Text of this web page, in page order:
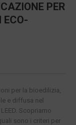
PER
ECO-
per la bioedilizia,
e diffusa nel
Scopriamo
sono i criteri per